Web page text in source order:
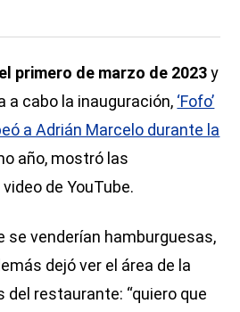
primero de marzo de 2023y
a cabo la inauguración, ‘Fofo’
a Adrián Marcelo durante la
año, mostró las
de YouTube.
se venderían hamburguesas,
dejó ver el área de la
del restaurante: “quiero que